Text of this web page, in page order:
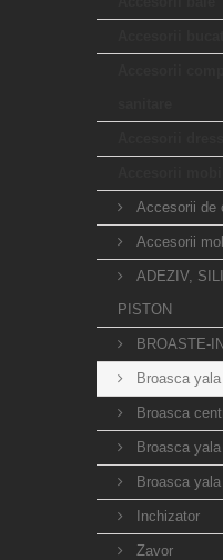
Accesorii de
Accesorii
ADEZIV,
PISTON
BROASTE-
Broasca yala
Broasca
Broasca yala
Broasca
Inchizator
Zavor